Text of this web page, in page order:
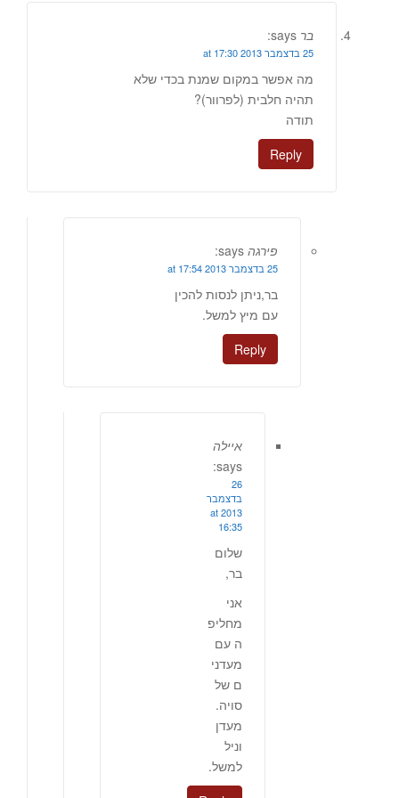
בר says:
25 בדצמבר 2013 at 17:30
מה אפשר במקום שמנת בכדי שלא
תהיה חלבית (לפרוור)?
תודה
Reply
פירגה says:
25 בדצמבר 2013 at 17:54
בר,ניתן לנסות להכין
עם מיץ למשל.
Reply
איילה
says:
26
בדצמבר
2013 at
16:35
שלום
בר,
אני
מחליפ
ה עם
מעדני
ם של
סויה.
מעדן
וניל
למשל.